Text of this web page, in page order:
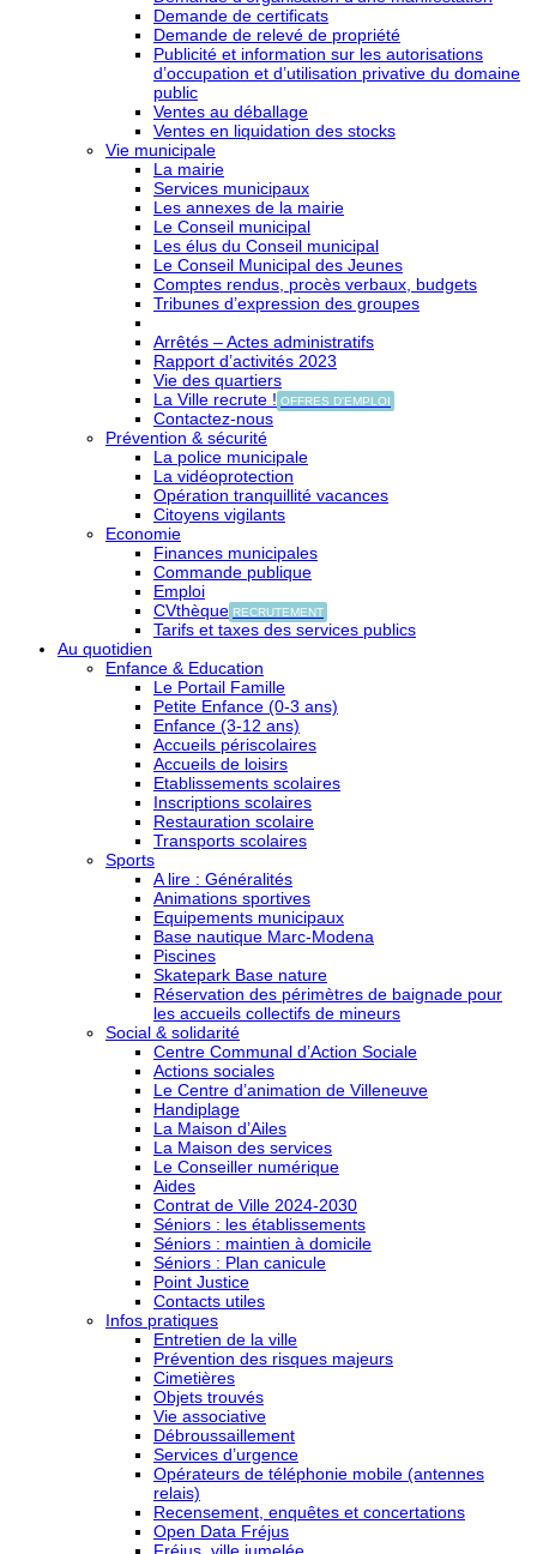
Demande de certificats
Demande de relevé de propriété
Publicité et information sur les autorisations
d’occupation et d’utilisation privative du domaine
public
Ventes au déballage
Ventes en liquidation des stocks
Vie municipale
La mairie
Services municipaux
Les annexes de la mairie
Le Conseil municipal
Les élus du Conseil municipal
Le Conseil Municipal des Jeunes
Comptes rendus, procès verbaux, budgets
Tribunes d’expression des groupes
Arrêtés – Actes administratifs
Rapport d’activités 2023
Vie des quartiers
La Ville recrute ! OFFRES D'EMPLOI
Contactez-nous
Prévention & sécurité
La police municipale
La vidéoprotection
Opération tranquillité vacances
Citoyens vigilants
Economie
Finances municipales
Commande publique
Emploi
CVthèque RECRUTEMENT
Tarifs et taxes des services publics
Au quotidien
Enfance & Education
Le Portail Famille
Petite Enfance (0-3 ans)
Enfance (3-12 ans)
Accueils périscolaires
Accueils de loisirs
Etablissements scolaires
Inscriptions scolaires
Restauration scolaire
Transports scolaires
Sports
A lire : Généralités
Animations sportives
Equipements municipaux
Base nautique Marc-Modena
Piscines
Skatepark Base nature
Réservation des périmètres de baignade pour
les accueils collectifs de mineurs
Social & solidarité
Centre Communal d’Action Sociale
Actions sociales
Le Centre d’animation de Villeneuve
Handiplage
La Maison d’Ailes
La Maison des services
Le Conseiller numérique
Aides
Contrat de Ville 2024-2030
Séniors : les établissements
Séniors : maintien à domicile
Séniors : Plan canicule
Point Justice
Contacts utiles
Infos pratiques
Entretien de la ville
Prévention des risques majeurs
Cimetières
Objets trouvés
Vie associative
Débroussaillement
Services d’urgence
Opérateurs de téléphonie mobile (antennes
relais)
Recensement, enquêtes et concertations
Open Data Fréjus